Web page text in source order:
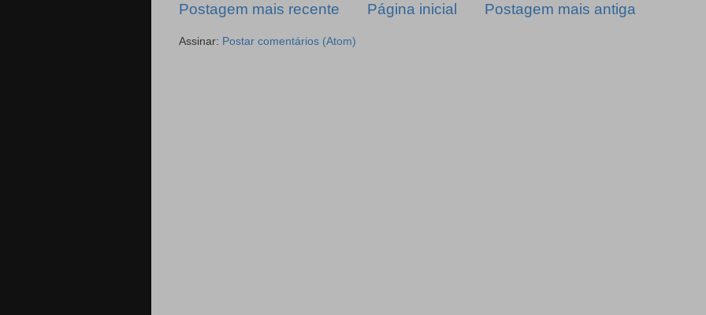
Postagem mais recente Postagem mais antiga
Página inicial
Assinar: Postar comentários (Atom)